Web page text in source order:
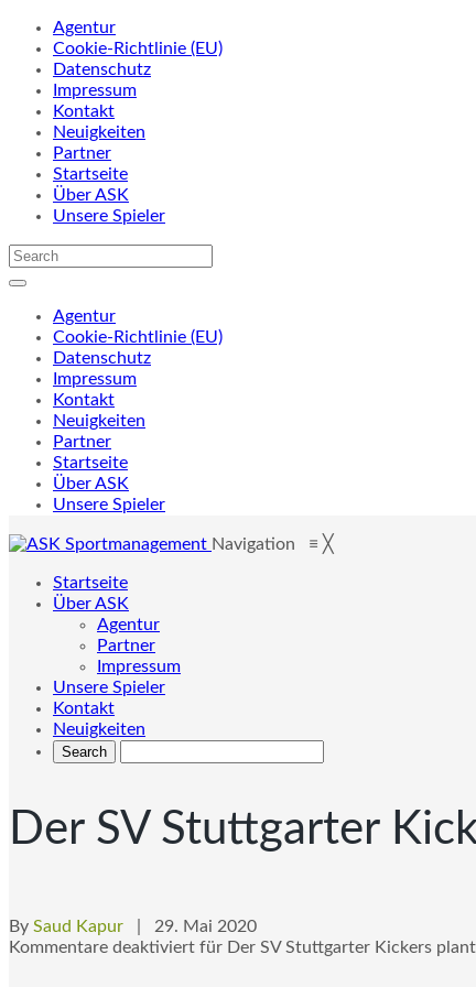
Agentur
Cookie-Richtlinie (EU)
Datenschutz
Impressum
Kontakt
Neuigkeiten
Partner
Startseite
Über ASK
Unsere Spieler
Agentur
Cookie-Richtlinie (EU)
Datenschutz
Impressum
Kontakt
Neuigkeiten
Partner
Startseite
Über ASK
Unsere Spieler
Navigation ≡ ╳
Startseite
Über ASK
Agentur
Partner
Impressum
Unsere Spieler
Kontakt
Neuigkeiten
Der SV Stuttgarter
By Saud Kapur | 29. Mai 2020
Kommentare deaktiviert für Der SV Stuttgarter Kickers